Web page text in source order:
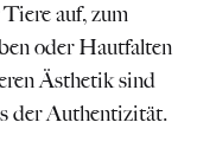
auf, zum
oder Hautfalten
Ästhetik sind
der Authentizität.